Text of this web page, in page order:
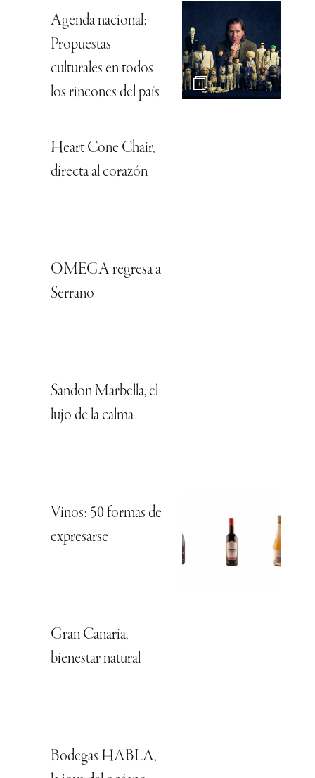
Agenda nacional:
Propuestas
culturales en todos
los rincones del país
Heart Cone Chair,
directa al corazón
OMEGA regresa a
Serrano
Sandon Marbella, el
lujo de la calma
Vinos: 50 formas de
expresarse
Gran Canaria,
bienestar natural
Bodegas HABLA,